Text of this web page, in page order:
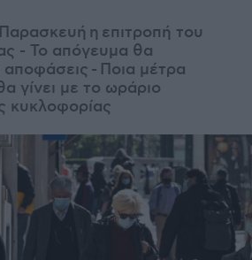
η επιτροπή του
- Το απόγευμα θα
- Ποια μέτρα
γίνει με το ωράριο
κυκλοφορίας